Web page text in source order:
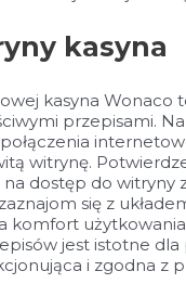
kasyna
kasyna Wonaco
przepisami.
witrynę.
na dostęp do
się z
komfort
jest istotne dla
i zgodna z